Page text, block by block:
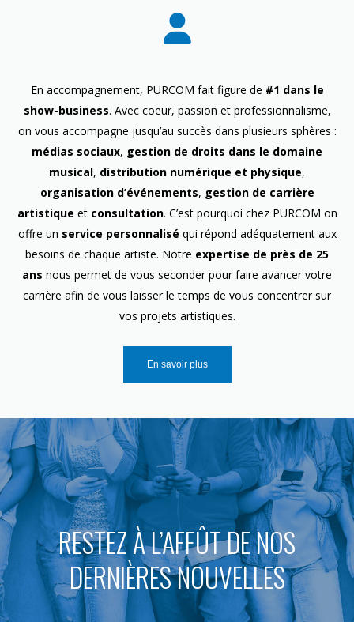
En accompagnement, PURCOM fait figure de #1 dans le
show-business. Avec coeur, passion et professionnalisme,
on vous accompagne jusqu’au succès dans plusieurs sphères :
médias sociaux, gestion de droits dans le domaine
musical, distribution numérique et physique,
organisation d’événements, gestion de carrière
artistique etconsultation. C’est pourquoi chez PURCOM on
offre un service personnalisé qui répond adéquatement aux
besoins de chaque artiste. Notre expertise de près de 25
ans nous permet de vous seconder pour faire avancer votre
carrière afin de vous laisser le temps de vous concentrer sur
vos projets artistiques.
En savoir plus
RESTEZ À L’AFFÛT DE NOS
DERNIÈRES NOUVELLES